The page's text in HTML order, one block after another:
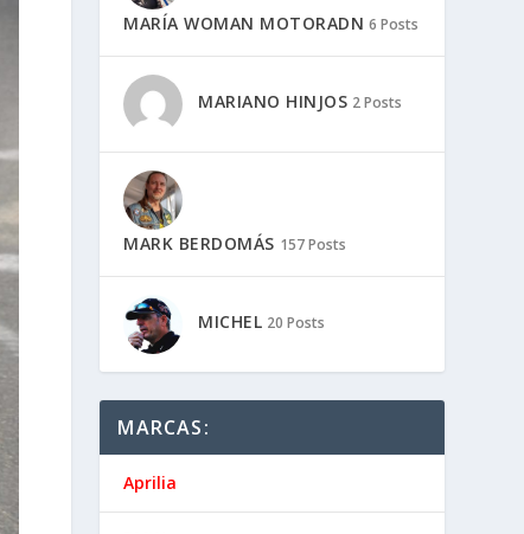
MARÍA WOMAN MOTORADN 6 Posts
MARIANO HINJOS 2 Posts
MARK BERDOMÁS 157 Posts
MICHEL 20 Posts
MARCAS:
Aprilia